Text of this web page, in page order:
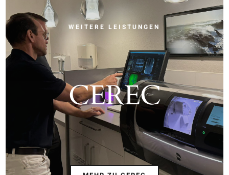
WEITERE LEISTUNGEN
CEREC